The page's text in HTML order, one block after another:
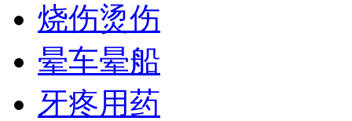
烧伤烫伤
晕车晕船
牙疼用药